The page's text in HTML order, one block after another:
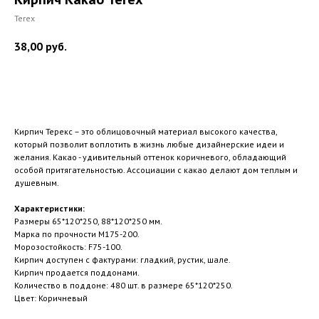
Terex
38,00 руб.
Кирпич Терекс – это облицовочный материал высокого качества,
который позволит воплотить в жизнь любые дизайнерские идеи и
желания. Какао - удивительный оттенок коричневого, обладающий
особой притягательностью. Ассоциации с какао делают дом теплым и
душевным.
Характеристики:
Размеры 65*120*250, 88*120*250 мм.
Марка по прочности М175-200.
Морозостойкость: F75-100.
Кирпич доступен с фактурами: гладкий, рустик, шале.
Кирпич продается поддонами.
Количество в поддоне: 480 шт. в размере 65*120*250.
Цвет: Коричневый